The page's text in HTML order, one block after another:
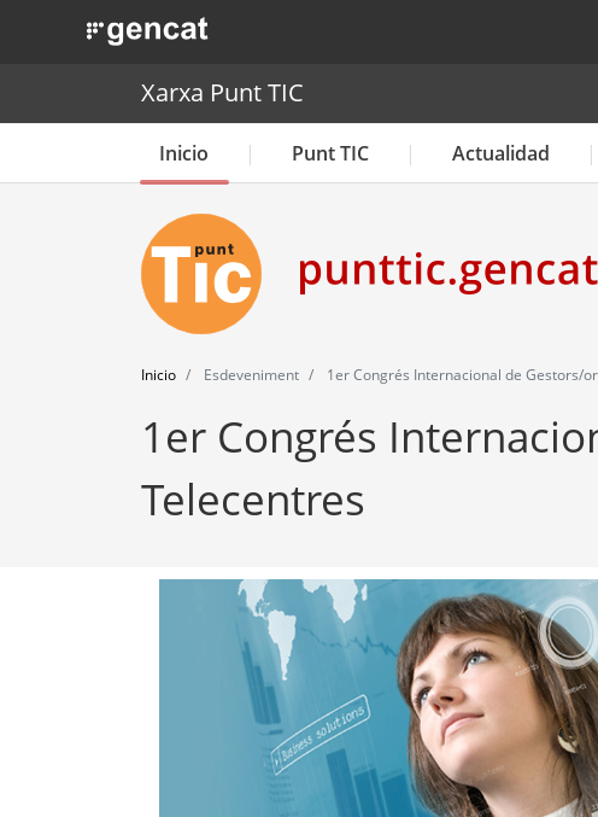
. Obre en una nova finestra.
Xarxa Punt TIC
Inicio Punt TIC Actualidad
Inicio Esdeveniment 1er Congrés Internacional de Gestors/
1er Congrés
Telecentres